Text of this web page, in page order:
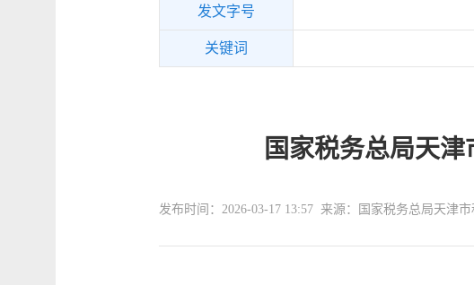
发文字号
关键词
国家税务总局天
发布时间：2026-03-17 13:57 来源：国家税务总局天津市